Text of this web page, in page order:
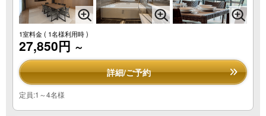
1室料金( 1名様利用時 )
27,850円 ～
詳細/ご予約
定員:1～4名様